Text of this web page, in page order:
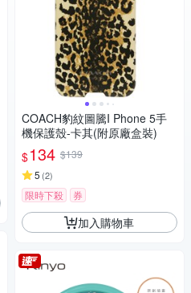
COACH豹紋圖騰I Phone 5手
機保護殼-卡其(附原廠盒裝)
$134 $139
5 (2)
限時下殺 券
加入購物車